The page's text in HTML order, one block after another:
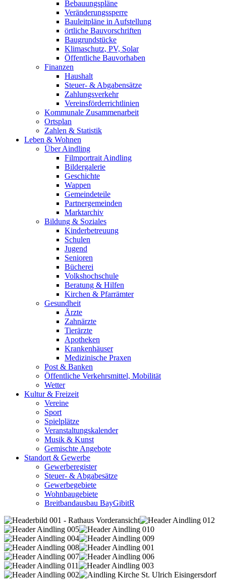
Bebauungspläne
Veränderungssperre
Bauleitpläne in Aufstellung
örtliche Bauvorschriften
Baugrundstücke
Klimaschutz, PV, Solar
Öffentliche Bauvorhaben
Finanzen
Haushalt
Steuer- & Abgabensätze
Zahlungsverkehr
Vereinsförderrichtlinien
Kommunale Zusammenarbeit
Ortsplan
Zahlen & Statistik
Leben & Wohnen
Über Aindling
Filmportrait Aindling
Bildergalerie
Geschichte
Wappen
Gemeindeteile
Partnergemeinden
Marktarchiv
Bildung & Soziales
Kinderbetreuung
Schulen
Jugend
Senioren
Bücherei
Volkshochschule
Beratung & Hilfen
Kirchen & Pfarrämter
Gesundheit
Ärzte
Zahnärzte
Tierärzte
Apotheken
Krankenhäuser
Medizinische Praxen
Post & Banken
Öffentliche Verkehrsmittel, Mobilität
Wetter
Kultur & Freizeit
Vereine
Sport
Spielplätze
Veranstaltungskalender
Musik & Kunst
Gemischte Angebote
Standort & Gewerbe
Gewerberegister
Steuer- & Abgabesätze
Gewerbegebiete
Wohnbaugebiete
Breitbandausbau BayGibitR